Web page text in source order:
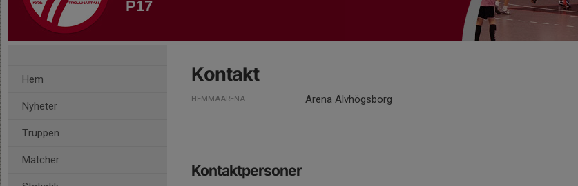
P17
Hem
Nyheter
Truppen
Matcher
Kontakt
HEMMAARENA Arena Älvhögsborg
Kontaktpersoner